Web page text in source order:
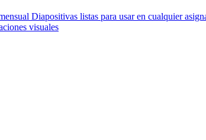
Diapositivas listas para usar en cualquier
visuales